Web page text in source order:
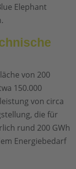
Elephant
von 200
150.000
von circa
die für
rund 200 GWh
Energiebedarf